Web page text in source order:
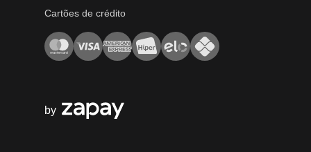
Cartões de crédito
by